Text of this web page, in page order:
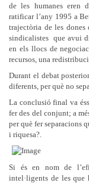
de les humanes eren
ratificar l’any 1995 a
trajectòria de les dones
sindicalistes que avui
en els llocs de
recursos, una
Durant el debat
diferents, per què no
La conclusió final va
fer des del conjunt; a
per què fer separacions
i riquesa?.
Si és en nom de
intel·ligents de les que